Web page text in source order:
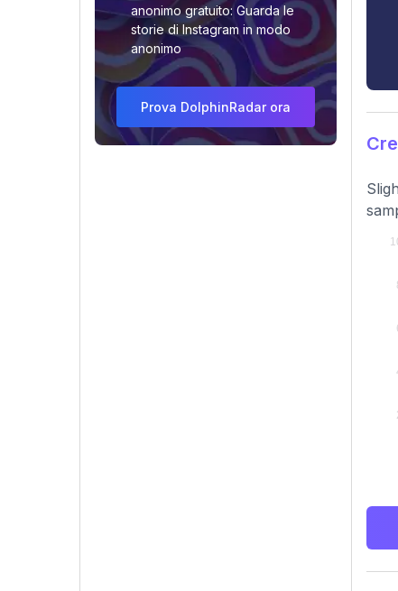
anonimo gratuito: Guarda le
storie di Instagram in modo
anonimo
Prova DolphinRadar ora